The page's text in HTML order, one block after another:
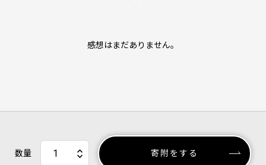
感想はまだありません。
数量 寄附をする